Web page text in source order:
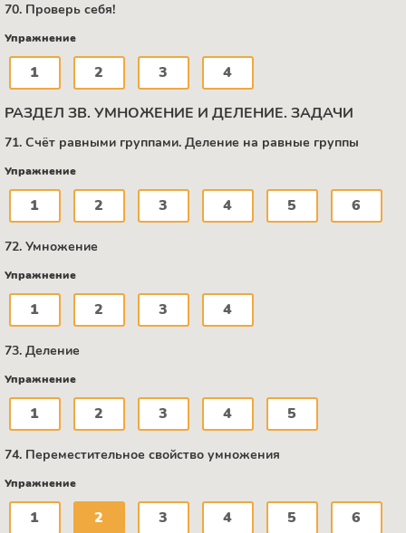
70. Проверь себя!
Упражнение
1 2 3 4
РАЗДЕЛ ЗВ. УМНОЖЕНИЕ И ДЕЛЕНИЕ. ЗАДАЧИ
71. Счёт равными группами. Деление на равные группы
Упражнение
1 2 3 4 5 6
72. Умножение
Упражнение
1 2 3 4
73. Деление
Упражнение
1 2 3 4 5
74. Переместительное свойство умножения
Упражнение
1 2 3 4 5 6